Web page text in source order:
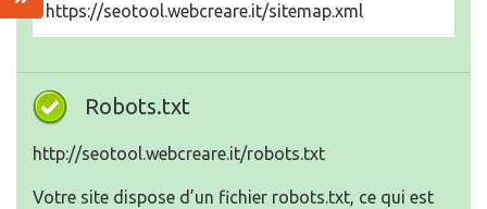
https://seotool.webcreare.it/sitemap.xml
Robots.txt
http://seotool.webcreare.it/robots.txt
Votre site dispose d’un fichier robots.txt, ce qui est